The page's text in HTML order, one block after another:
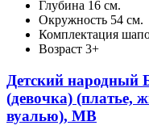
Глубина 16 см.
Окружность 54 см.
Комплектация
Возраст 3+
Детский народный
(девочка) (платье,
вуалью), МВ